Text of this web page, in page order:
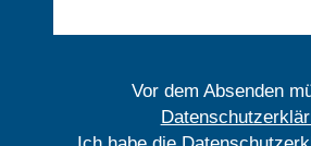
Vor dem Absenden